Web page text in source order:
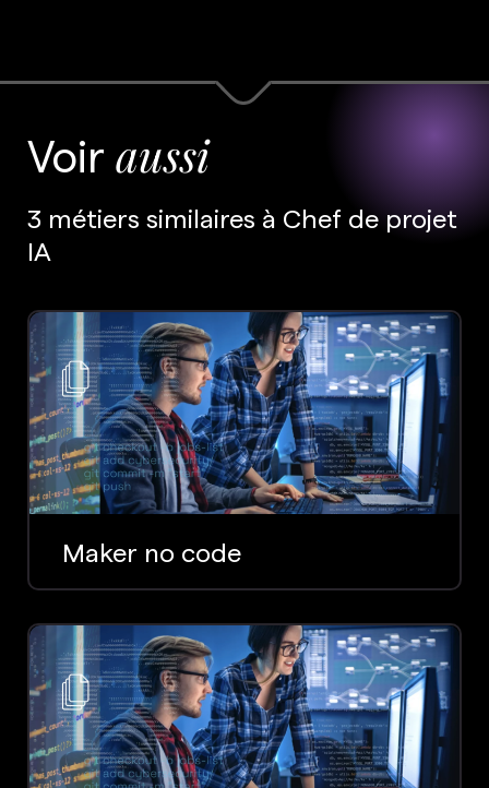
Voir aussi
3 métiers similaires à Chef de projet
IA
Maker no code